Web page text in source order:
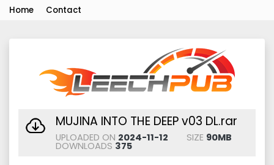
Home Contact
MUJINA INTO THE DEEP v03 DL.rar
UPLOADED ON 2024-11-12 SIZE 90MB
DOWNLOADS 375